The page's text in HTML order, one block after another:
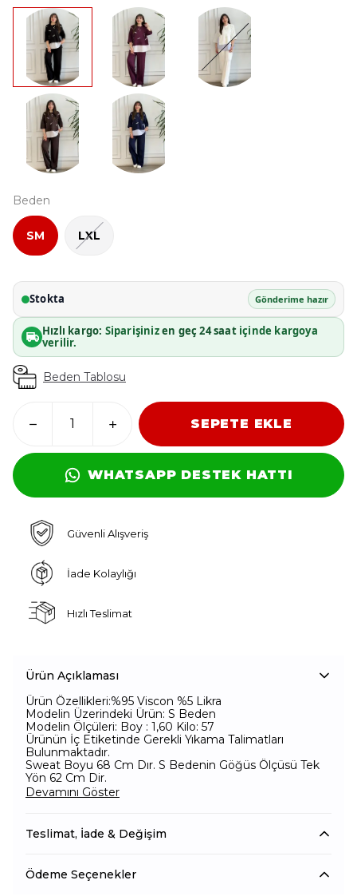
Beden
SM LXL
Stokta Gönderime hazır
Hızlı kargo: Siparişinizen geç 24 saatiçinde kargoya
verilir.
Beden Tablosu
SEPETE EKLE
WHATSAPP DESTEK HATTI
Güvenli Alışveriş
İade Kolaylığı
Hızlı Teslimat
Ürün Açıklaması
Ürün Özellikleri:%95 Viscon %5 Likra
Modelin Üzerindeki Ürün: S Beden
Modelin Ölçüleri: Boy : 1,60 Kilo: 57
Ürünün İç Etiketinde Gerekli Yıkama Talimatları
Bulunmaktadır.
Sweat Boyu 68 Cm Dır. S Bedenin Göğüs Ölçüsü Tek
Yön 62 Cm Dir.
Devamını Göster
Teslimat, İade & Değişim
Ödeme Seçenekler